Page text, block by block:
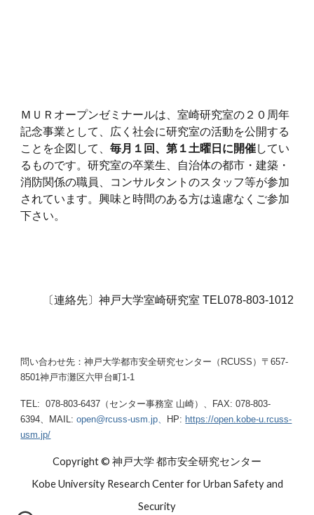
ＭＵＲオープンゼミナールは、室崎研究室の２０周年
記念事業として、広く社会に研究室の活動を公開する
ことを企図して、毎月１回、第１土曜日に開催してい
るものです。研究室の卒業生、自治体の都市・建築・
消防関係の職員、コンサルタントのスタッフ等が参加
されています。興味と時間のある方は遠慮なくご参加
下さい。
〔連絡先〕神戸大学室崎研究室 TEL078-803-1012
問い合わせ先：神戸大学都市安全研究センター（RCUSS）〒657-
8501神戸市灘区六甲台町1-1
TEL: 078-803-6437（センター事務室 山崎）、FAX: 078-803-
6394、MAIL:open@rcuss-usm.jp、 HP: https://open.kobe-u.rcuss-
usm.jp/
Copyright © 神戸大学 都市安全研究センター
Kobe University Research Center for Urban Safety and
Security